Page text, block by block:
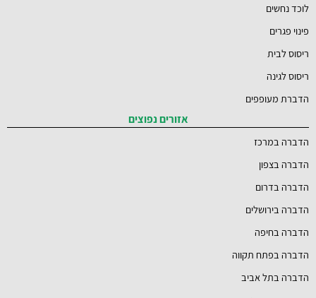
לוכד נחשים
פינוי פגרים
ריסוס לבית
ריסוס לגינה
הדברת מעופפים
אזורים נפוצים
הדברה במרכז
הדברה בצפון
הדברה בדרום
הדברה בירושלים
הדברה בחיפה
הדברה בפתח תקווה
הדברה בתל אביב